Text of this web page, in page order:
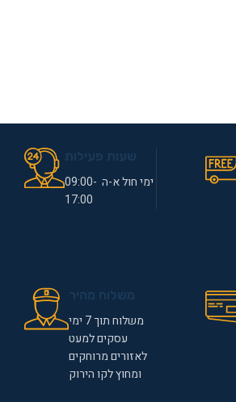
ימי חול א-ה 09:00-
17:00
משלוח תוך 7 ימי
עסקים למעט
לאזורים מרוחקים
ומחוץ לקו הירוק